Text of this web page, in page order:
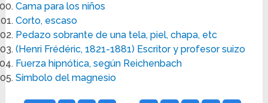
Cama para los niños
Corto, escaso
Pedazo sobrante de una tela, piel, chapa, etc
(Henri Frédéric, 1821-1881) Escritor y profesor suizo
Fuerza hipnótica, según Reichenbach
Símbolo del magnesio